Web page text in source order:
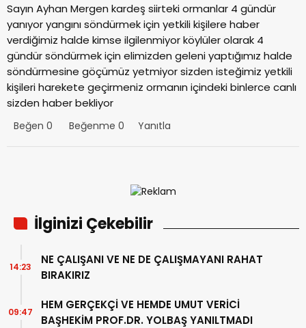
Sayın Ayhan Mergen kardeş siirteki ormanlar 4 gündür
yanıyor yangını söndürmek için yetkili kişilere haber
verdiğimiz halde kimse ilgilenmiyor köylüler olarak 4
gündür söndürmek için elimizden geleni yaptığımız halde
söndürmesine göçümüz yetmiyor sizden isteğimiz yetkili
kişileri harekete geçirmeniz ormanın içindeki binlerce canlı
sizden haber bekliyor
Beğen 0 Beğenme 0 Yanıtla
İlginizi Çekebilir
NE ÇALIŞANI VE NE DE ÇALIŞMAYANI RAHAT
BIRAKIRIZ
14:23
HEM GERÇEKÇİ VE HEMDE UMUT VERİCİ
BAŞHEKİM PROF.DR. YOLBAŞ YANILTMADI
09:47